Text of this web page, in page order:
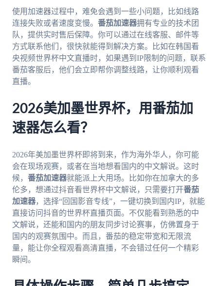
使用加速器过程中，难免会遇到一些小问题，比如线路
连接失败或者速度变慢。 番茄加速器拥有专业的技术团
队，提供实时售后保障。你可以通过在线客服、邮件等
方式联系他们，很快就能得到解决方案。比如在韩国看
央视频世界杯中文直播时，如果遇到IP限制的问题，联系
番茄客服后，他们会立即帮你调整线路，让你顺利观看
直播。
2026美加墨世界杯，用番茄加
速器怎么看？
2026年美加墨世界杯即将到来，作为海外华人，你可能
会在现场观赛，或者在当地想看国内的中文解说。这时
候， 番茄加速器就能派上大用场。比如你在加拿大的多
伦多，想通过抖音看世界杯中文解说，只需要打开番茄
加速器，选择“回国影音专线”，一键切换到国内IP，就能
直接访问抖音的世界杯直播页面。不仅能看到熟悉的中
文解说，还能和国内的朋友同步讨论赛事，仿佛置身于
国内的观赛氛围中。而且，番茄的稳定带宽和无限流
量，能让你全程观看高清直播，不会错过任何一个精彩
瞬间。